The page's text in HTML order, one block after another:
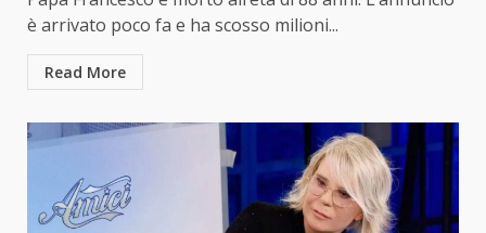
è arrivato poco fa e ha scosso milioni...
Read More